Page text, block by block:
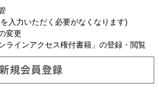
入力いただく必要がなくなります)
変更
ラインアクセス権付書籍」の登録・閲覧